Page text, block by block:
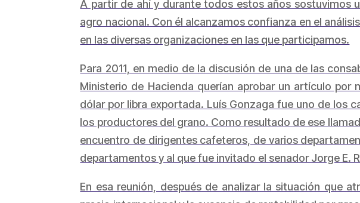
A partir de ahí y durante todos estos años sostuvimos
agro nacional. Con él alcanzamos confianza en el
en las diversas organizaciones en las que participamos.
Para 2011, en medio de la discusión de una de las
Ministerio de Hacienda querían aprobar un artículo
dólar por libra exportada. Luís Gonzaga fue uno de los
los productores del grano. Como resultado de ese
encuentro de dirigentes cafeteros, de varios
departamentos y al que fue invitado el senador Jorge E.
En esa reunión, después de analizar la situación que